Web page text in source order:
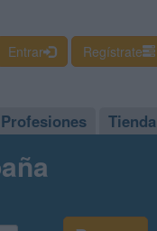
Entrar Regístrate
Profesiones Tienda